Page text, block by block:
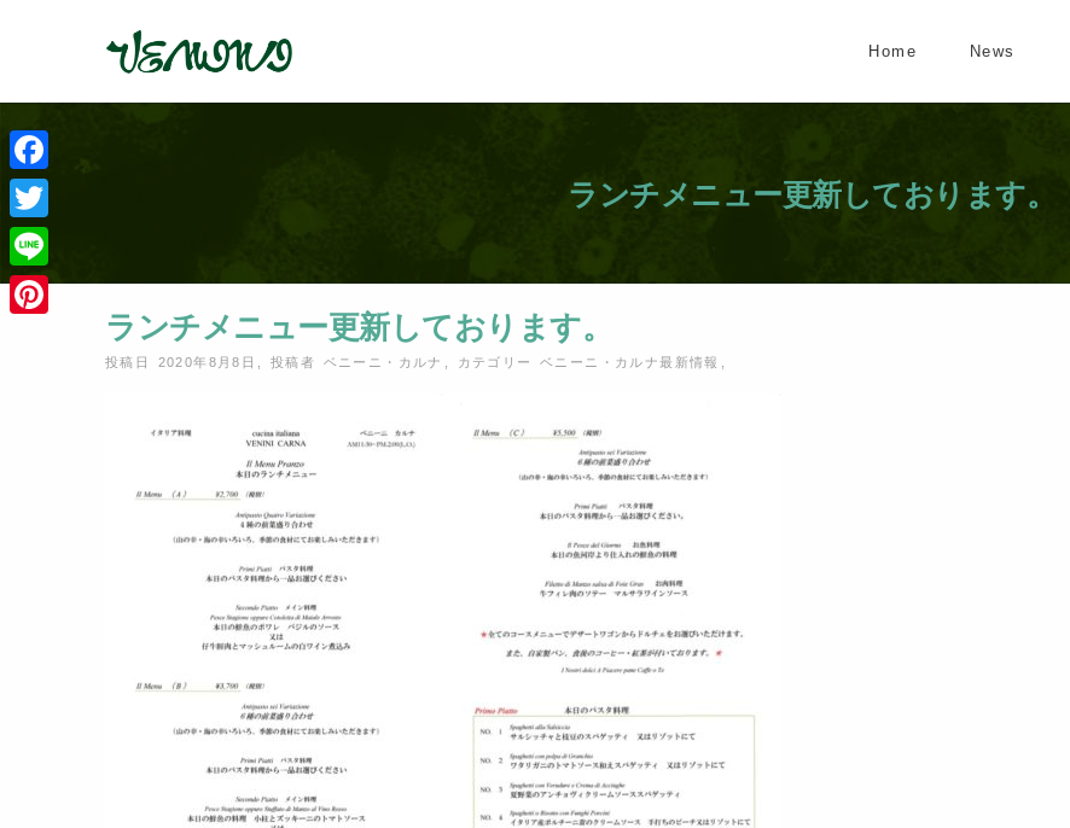
Home News
ランチメニュー更新しております。
ランチメニュー更新しております。
投稿日 2020年8月8日 ,投稿者 ベニーニ・カルナ カテゴリーベニーニ・カルナ最新情報
Facebook
Twitter
Line